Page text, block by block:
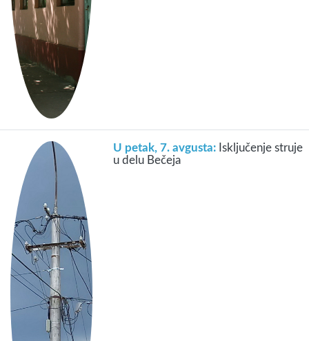
U petak, 7. avgusta: Isključenje struje
u delu Bečeja